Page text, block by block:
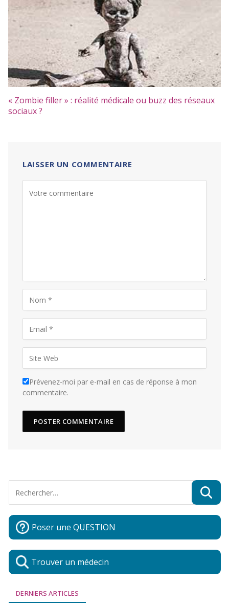
« Zombie filler » : réalité médicale ou buzz des réseaux
sociaux ?
LAISSER UN COMMENTAIRE
Prévenez-moi par e-mail en cas de réponse à mon
commentaire.
Poser une QUESTION
Trouver un médecin
DERNIERS ARTICLES